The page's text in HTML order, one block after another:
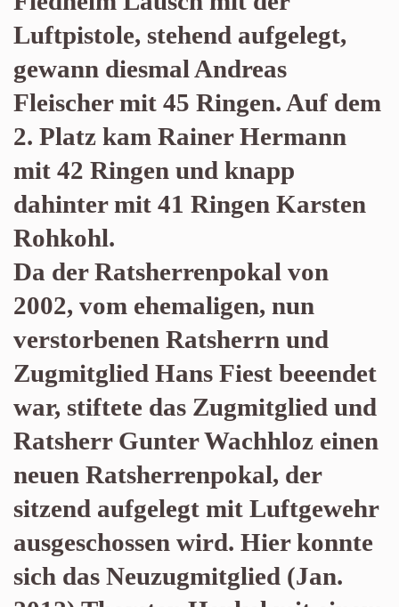
Luftpistole, stehend aufgelegt,
gewann diesmal Andreas
Fleischer mit 45 Ringen. Auf dem
2. Platz kam Rainer Hermann
mit 42 Ringen und knapp
dahinter mit 41 Ringen Karsten
Rohkohl.
Da der Ratsherrenpokal von
2002, vom ehemaligen, nun
verstorbenen Ratsherrn und
Zugmitglied Hans Fiest beeendet
war, stiftete das Zugmitglied und
Ratsherr Gunter Wachhloz einen
neuen Ratsherrenpokal, der
sitzend aufgelegt mit Luftgewehr
ausgeschossen wird. Hier konnte
sich das Neuzugmitglied (Jan.